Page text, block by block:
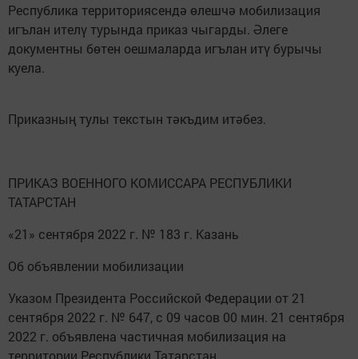
Республика территориясендә өлешчә мобилизация
игълан ителү турында приказ чыгарды. Әлеге
документны бөтен оешмаларда игълан итү бурычы
куела.
Приказның тулы текстын тәкъдим итәбез.
ПРИКАЗ ВОЕННОГО КОМИССАРА РЕСПУБЛИКИ
ТАТАРСТАН
«21» сентября 2022 г. № 183 г. Казань
Об объявлении мобилизации
Указом Президента Российской Федерации от 21
сентября 2022 г. № 647, с 09 часов 00 мин. 21 сентября
2022 г. объявлена частичная мобилизация на
территории Республики Татарстан.